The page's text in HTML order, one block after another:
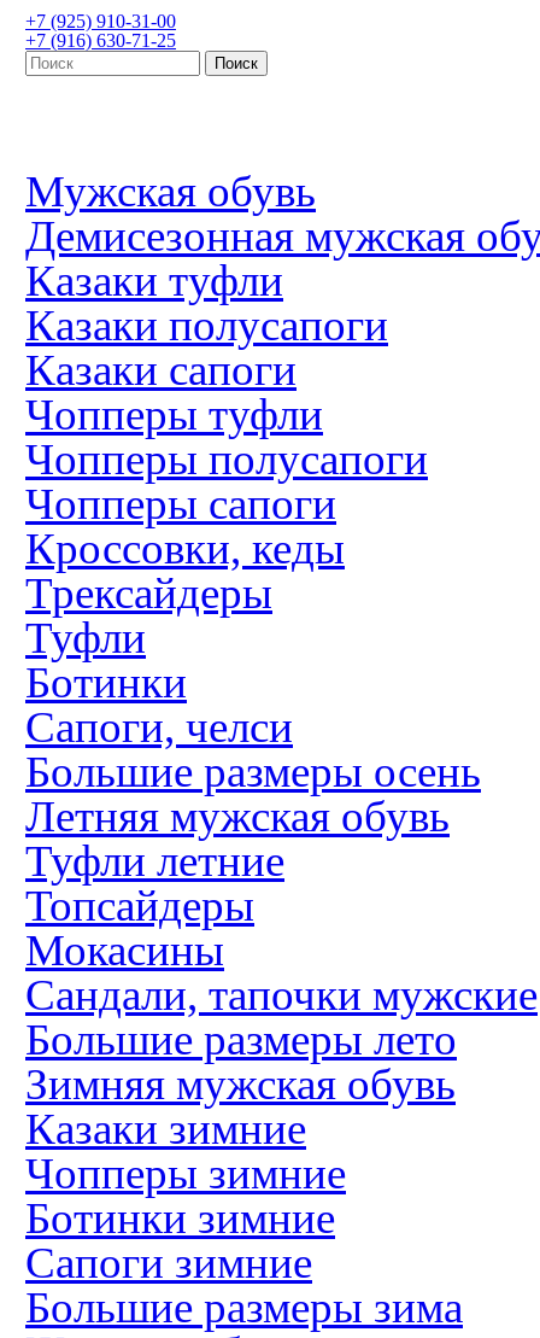
+7 (925) 910-31-00
+7 (916) 630-71-25
Мужская обувь
Демисезонная мужская
Казаки туфли
Казаки полусапоги
Казаки сапоги
Чопперы туфли
Чопперы полусапоги
Чопперы сапоги
Кроссовки, кеды
Трексайдеры
Туфли
Ботинки
Сапоги, челси
Большие размеры осень
Летняя мужская обувь
Туфли летние
Топсайдеры
Мокасины
Сандали, тапочки мужские
Большие размеры лето
Зимняя мужская обувь
Казаки зимние
Чопперы зимние
Ботинки зимние
Сапоги зимние
Большие размеры зима